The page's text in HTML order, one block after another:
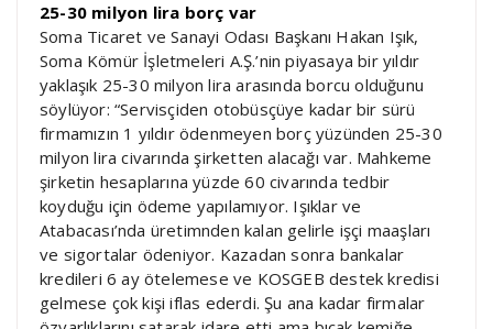
25-30 milyon lira borç var
Soma Ticaret ve Sanayi Odası Başkanı Hakan Işık,
Soma Kömür İşletmeleri A.Ş.’nin piyasaya bir yıldır
yaklaşık 25-30 milyon lira arasında borcu olduğunu
söylüyor: “Servisçiden otobüsçüye kadar bir sürü
firmamızın 1 yıldır ödenmeyen borç yüzünden 25-30
milyon lira civarında şirketten alacağı var. Mahkeme
şirketin hesaplarına yüzde 60 civarında tedbir
koyduğu için ödeme yapılamıyor. Işıklar ve
Atabacası’nda üretimnden kalan gelirle işçi maaşları
ve sigortalar ödeniyor. Kazadan sonra bankalar
kredileri 6 ay ötelemese ve KOSGEB destek kredisi
gelmese çok kişi iflas ederdi. Şu ana kadar firmalar